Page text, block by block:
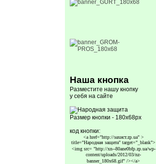
Наша кнопка
Разместите нашу кнопку
у себя на сайте
Размер кнопки - 180x68px
код кнопки:
<a href="http://захист.zp.ua" >
title="Народная защита" target="_blank">
<img src= "http://xn--80ane0bfp.zp.ua/wp-
content/uploads/2012/03/nz-
banner_180x68.gif" /></a>